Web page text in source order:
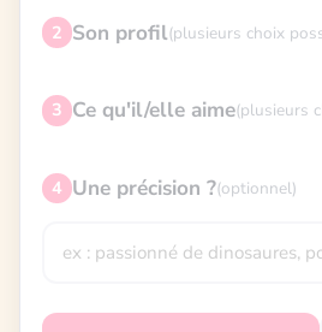
2 Son profil(plusieurs choix
3 Ce qu'il/elle aime(plusieurs
4 Une précision ?(optionnel)